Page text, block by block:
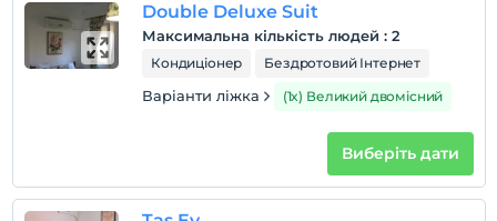
Перевірити
Останній 11:00 і раніше
Домашні тварини заборонені
дітей
Double Deluxe Suit
Максимальна кількість людей : 2
Кондиціонер Бездротовий Інтернет
Варіанти ліжка (1x) Великий двомісний
Виберіть дати